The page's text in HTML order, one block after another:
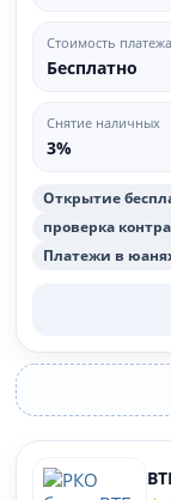
Стоимость платежа
Бесплатно
Снятие наличных
3%
Открытие
проверка
Платежи в